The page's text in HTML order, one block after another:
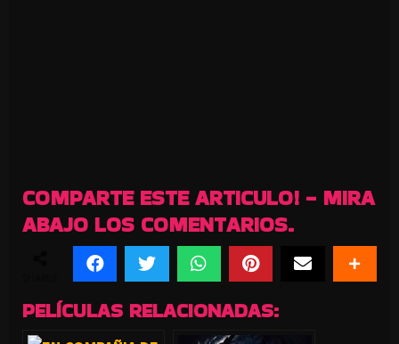
COMPARTE ESTE ARTICULO! - MIRA
ABAJO LOS COMENTARIOS.
PELÍCULAS RELACIONADAS: